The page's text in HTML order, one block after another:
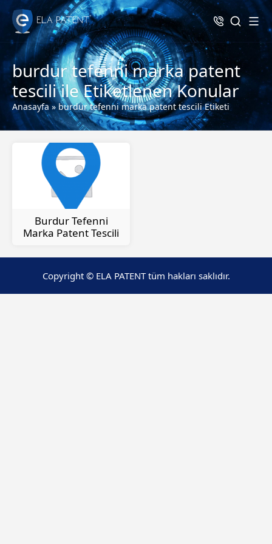
burdur tefenni marka patent
tescili ile Etiketlenen Konular
Anasayfa»burdur tefenni marka patent tescili Etiketi
Burdur Tefenni
Marka Patent Tescili
Copyright © ELA PATENT tüm hakları saklıdır.